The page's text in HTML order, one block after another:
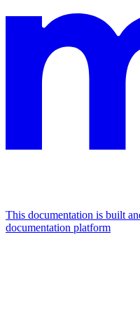
This documentation is built
documentation platform